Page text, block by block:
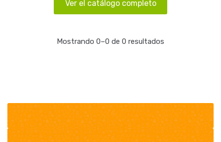
Ver el catálogo completo
Mostrando 0–0 de 0 resultados